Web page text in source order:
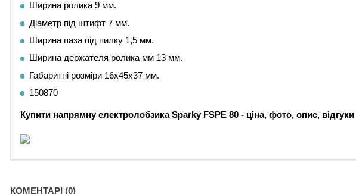
Ширина ролика 9 мм.
Діаметр під штифт 7 мм.
Ширина паза під пилку 1,5 мм.
Ширина держателя ролика мм 13 мм.
Габаритні розміри 16х45х37 мм.
150870
Купити напрямну електролобзика Sparky FSPE 80 - ціна, фото, опис, відгуки
КОМЕНТАРІ (0)